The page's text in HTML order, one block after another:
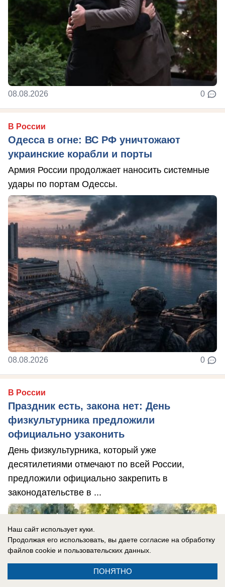
08.08.2026 0
В России
Одесса в огне: ВС РФ уничтожают
украинские корабли и порты
Армия России продолжает наносить системные
удары по портам Одессы.
08.08.2026 0
В России
Праздник есть, закона нет: День
физкультурника предложили
официально узаконить
День физкультурника, который уже
десятилетиями отмечают по всей России,
предложили официально закрепить в
законодательстве в ...
Наш сайт использует куки.
Продолжая его использовать, вы даете согласие на обработку
файлов cookie и пользовательских данных.
ПОНЯТНО